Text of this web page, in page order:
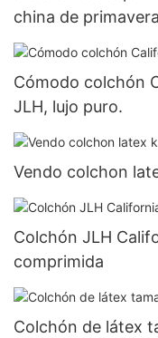
china de
Cómodo colchón
JLH, lujo puro.
Vendo colchon
Colchón JLH
comprimida
Colchón de látex